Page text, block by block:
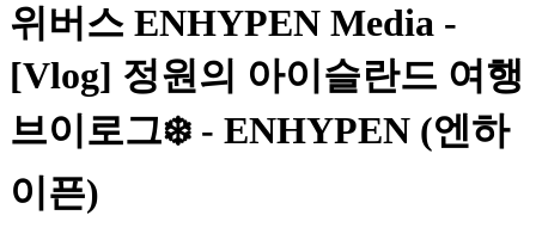
위버스 ENHYPEN Media -
[Vlog] 정원의 아이슬란드 여행
브이로그❄️ - ENHYPEN (엔하
이픈)